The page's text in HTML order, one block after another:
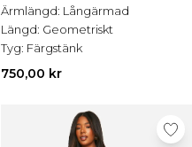
Ärmlängd: Långärmad
Längd: Geometriskt
Tyg: Färgstänk
750,00 kr